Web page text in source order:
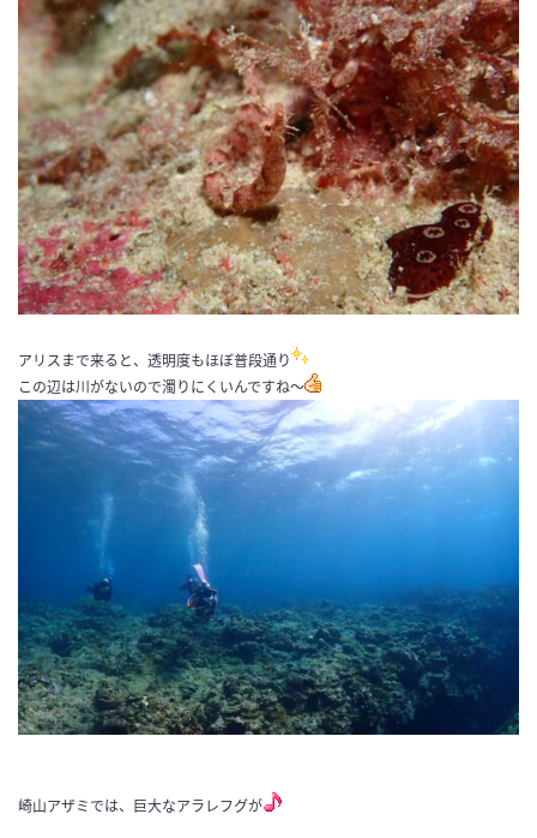
アリスまで来ると、透明度もほぼ普段通り
この辺は川がないので濁りにくいんですね〜
崎山アザミでは、巨大なアラレフグが